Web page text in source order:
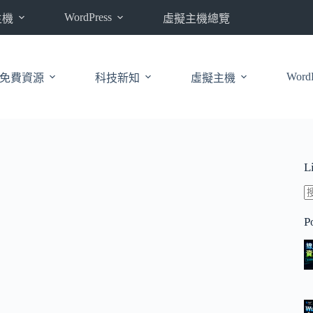
WordPress 虛擬主機總覽
免費資源 科技新知 虛擬主機